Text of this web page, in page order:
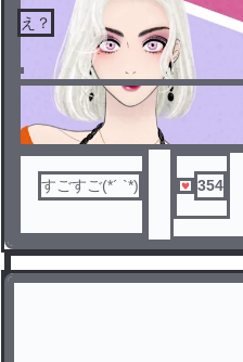
え？
すごすご(*´ `*) 354